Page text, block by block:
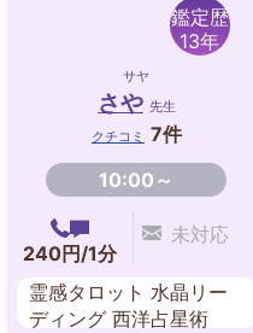
鑑定歴
13年
サヤ
さや 先生
クチコミ 7件
10:00～
240円/1分
未対応
霊感タロット 水晶リー
ディング 西洋占星術